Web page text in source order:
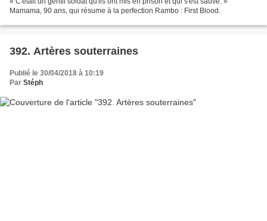
Mamama, 90 ans, qui résume à la perfection Rambo : First Blood.
392. Artères souterraines
Publié le 30/04/2018 à 10:19
Par Stéph